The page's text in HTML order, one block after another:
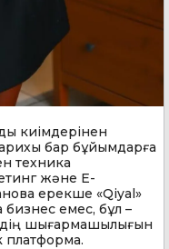
киімдерінен
бар бұйымдарға
техника
және E-
ерекше «Qiyal»
емес, бұл –
шығармашылығын
платформа.